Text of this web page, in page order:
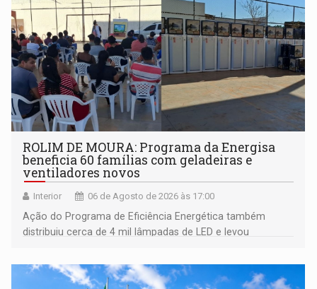
ROLIM DE MOURA: Programa da Energisa
beneficia 60 famílias com geladeiras e
ventiladores novos
Interior 06 de Agosto de 2026 às 17:00
Ação do Programa de Eficiência Energética também
distribuiu cerca de 4 mil lâmpadas de LED e levou
comunidade